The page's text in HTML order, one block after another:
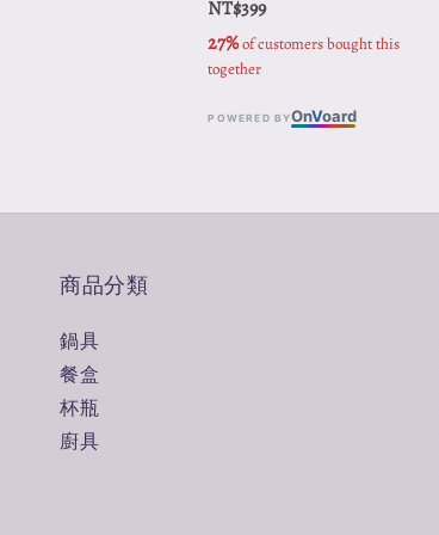
NT$399
27% of customers bought this
together
POWERED BYOnVoard
商品分類
鍋具
餐盒
杯瓶
廚具